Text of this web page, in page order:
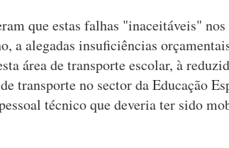
que estas falhas "inaceitáveis"
a alegadas insuficiências
área de transporte escolar, à
transporte no sector da Educação
técnico que deveria ter sido